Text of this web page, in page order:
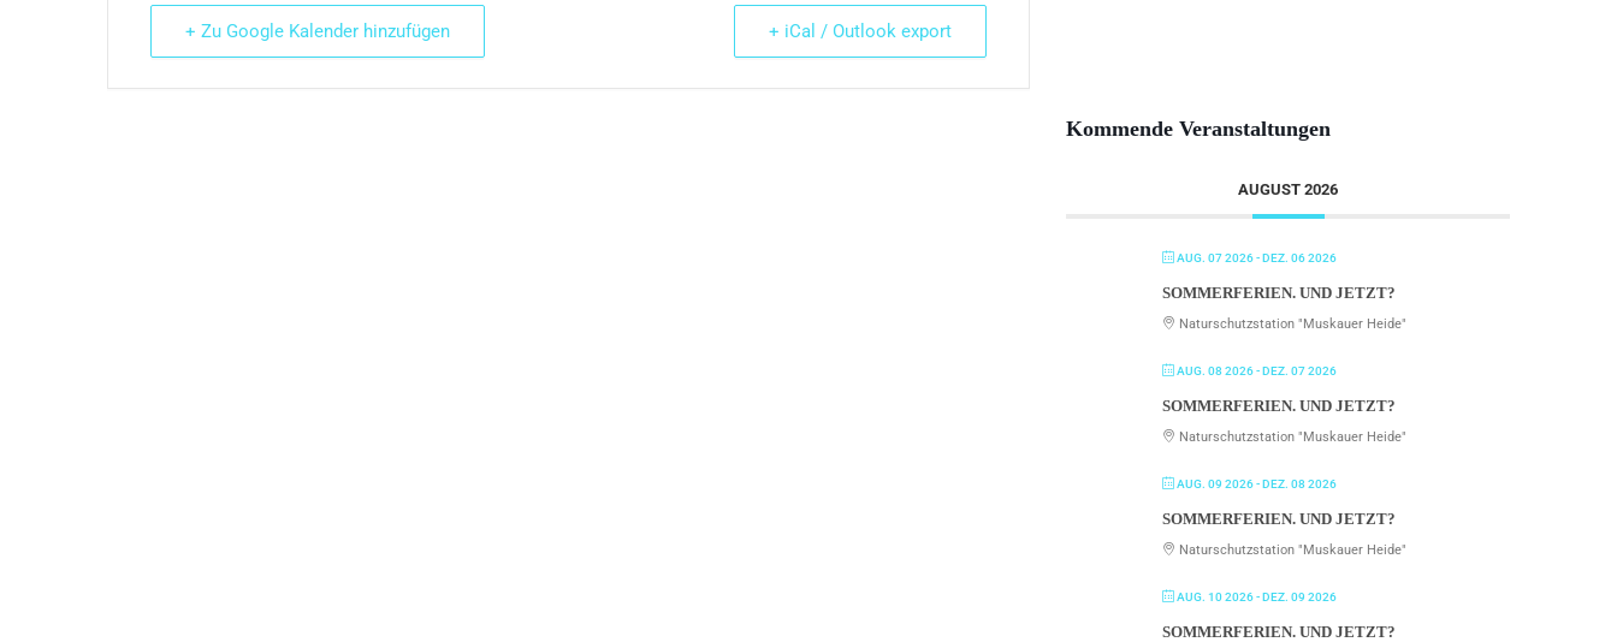
+ Zu Google Kalender hinzufügen + iCal / Outlook export
Kommende Veranstaltungen
AUGUST 2026
AUG. 07 2026- DEZ. 06 2026
SOMMERFERIEN. UND JETZT?
Naturschutzstation "Muskauer Heide"
AUG. 08 2026- DEZ. 07 2026
SOMMERFERIEN. UND JETZT?
Naturschutzstation "Muskauer Heide"
AUG. 09 2026- DEZ. 08 2026
SOMMERFERIEN. UND JETZT?
Naturschutzstation "Muskauer Heide"
AUG. 10 2026- DEZ. 09 2026
SOMMERFERIEN. UND JETZT?